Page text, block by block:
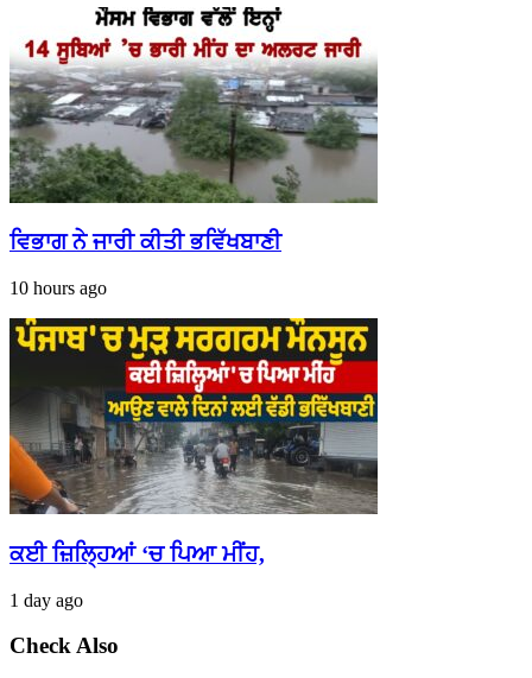
ਵਿਭਾਗ ਨੇ ਜਾਰੀ ਕੀਤੀ ਭਵਿੱਖਬਾਣੀ
10 hours ago
ਕਈ ਜ਼ਿਲ੍ਹਿਆਂ ‘ਚ ਪਿਆ ਮੀਂਹ,
1 day ago
Check Also